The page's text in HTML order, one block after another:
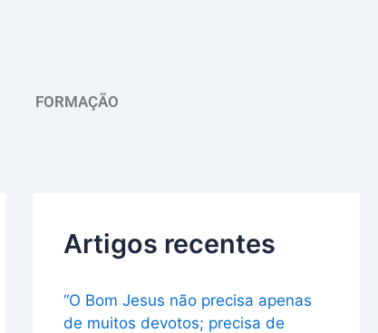
FORMAÇÃO
Artigos recentes
“O Bom Jesus não precisa apenas
de muitos devotos; precisa de
u